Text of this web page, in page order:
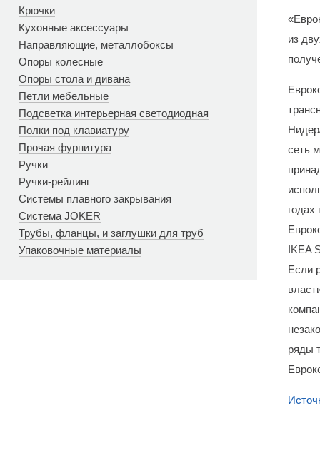
Крючки
Кухонные аксессуары
Направляющие, металлобоксы
Опоры колесные
Опоры стола и дивана
Петли мебельные
Подсветка интерьерная светодиодная
Полки под клавиатуру
Прочая фурнитура
Ручки
Ручки-рейлинг
Системы плавного закрывания
Система JOKER
Трубы, фланцы, и заглушки для труб
Упаковочные материалы
из
сеть
годах
IKEA
Если
ряды